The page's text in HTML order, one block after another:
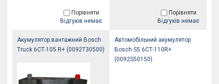
Порівняти
Відгуків немає
Порівняти
Відгуків немає
Акумулятор вантажний Bosch
Truck 6СТ-105 R+ (0092Т30500)
Автомобільний акумулятор
Bosch S5 6СТ-110R+
(0092S50150)